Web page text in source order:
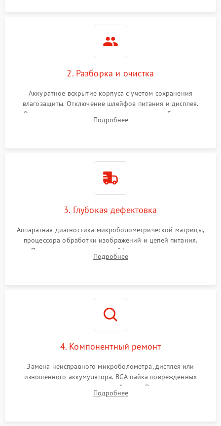
2. Разборка и очистка
Аккуратное вскрытие корпуса с учетом сохранения
влагозащиты. Отключение шлейфов питания и дисплея.
Очистка внутренних плат от окислов и пыли. Бережная
обработка германиевого объектива специализированными
Подробнее
3. Глубокая дефектовка
Аппаратная диагностика микроболометрической матрицы,
процессора обработки изображений и цепей питания.
Проверка целостности шлейфов, модуля памяти и
интерфейсов связи. Выявление сгоревших SMD-компонентов
Подробнее
4. Компонентный ремонт
Замена неисправного микроболометра, дисплея или
изношенного аккумулятора. BGA-пайка поврежденных
контроллеров на материнской плате. Восстановление
разъемов и кнопок, замена поврежденных элементов
Подробнее